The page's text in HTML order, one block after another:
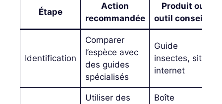
Étape
Action
recommandée
Produit ou
outil conseillé
Identification
Comparer
l’espèce avec
des guides
spécialisés
Guide
insectes, site
internet
Utiliser des
Boîte